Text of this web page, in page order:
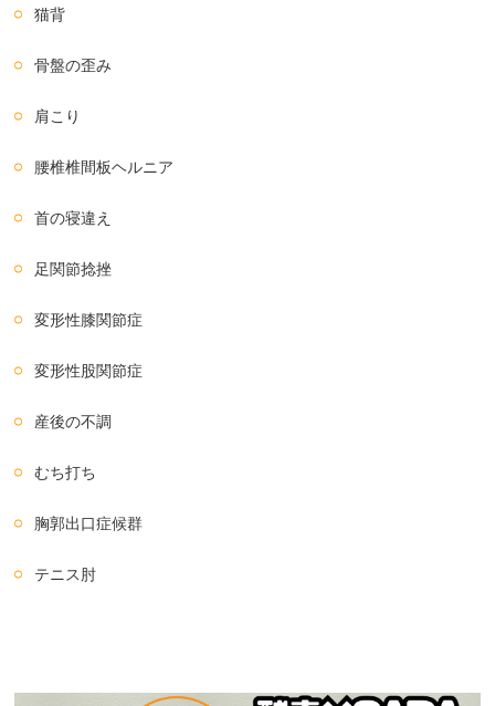
猫背
骨盤の歪み
肩こり
腰椎椎間板ヘルニア
首の寝違え
足関節捻挫
変形性膝関節症
変形性股関節症
産後の不調
むち打ち
胸郭出口症候群
テニス肘